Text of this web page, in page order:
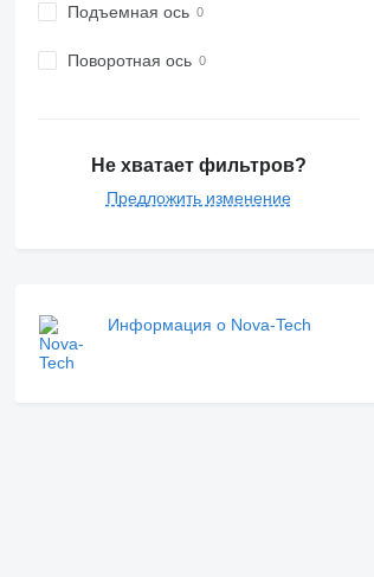
Подъемная ось
Поворотная ось
Не хватает фильтров?
Предложить изменение
Информация о Nova-Tech